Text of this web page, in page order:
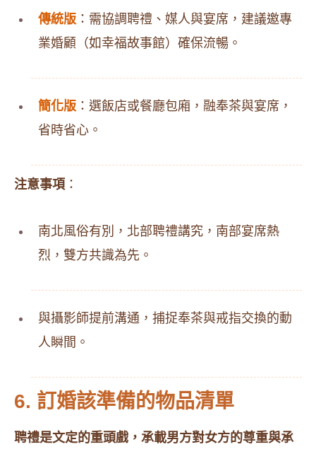
傳統版 ：需協調聘禮、媒人與宴席，建議邀專
業婚顧（如幸福故事館）確保流暢。
簡化版 ：選飯店或餐廳包廂，融奉茶與宴席，
省時省心。
注意事項 ：
南北風俗有別，北部聘禮講究，南部宴席熱
烈，雙方共識為先。
與攝影師提前溝通，捕捉奉茶與戒指交換的動
人瞬間。
6. 訂婚該準備的物品清單
聘禮是文定的重頭戲，承載男方對女方的尊重與承